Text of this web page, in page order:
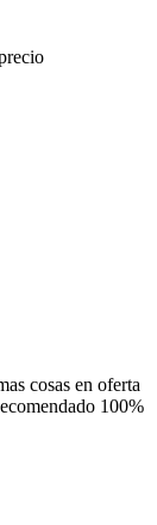
cosas en oferta
100%